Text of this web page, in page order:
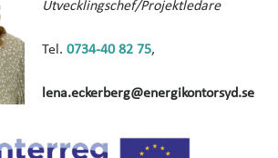
Utvecklingschef/Projektledare
Tel. 0734-40 82 75,
lena.eckerberg@energikontorsyd.se